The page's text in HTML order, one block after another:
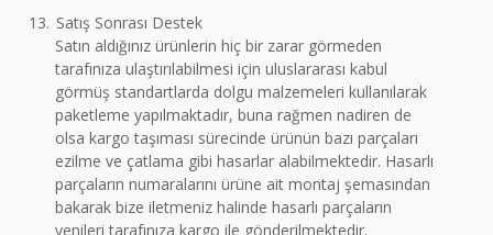
13. Satış Sonrası Destek
Satın aldığınız ürünlerin hiç bir zarar görmeden
tarafınıza ulaştırılabilmesi için uluslararası kabul
görmüş standartlarda dolgu malzemeleri kullanılarak
paketleme yapılmaktadır, buna rağmen nadiren de
olsa kargo taşıması sürecinde ürünün bazı parçaları
ezilme ve çatlama gibi hasarlar alabilmektedir. Hasarlı
parçaların numaralarını ürüne ait montaj şemasından
bakarak bize iletmeniz halinde hasarlı parçaların
yenileri tarafınıza kargo ile gönderilmektedir.